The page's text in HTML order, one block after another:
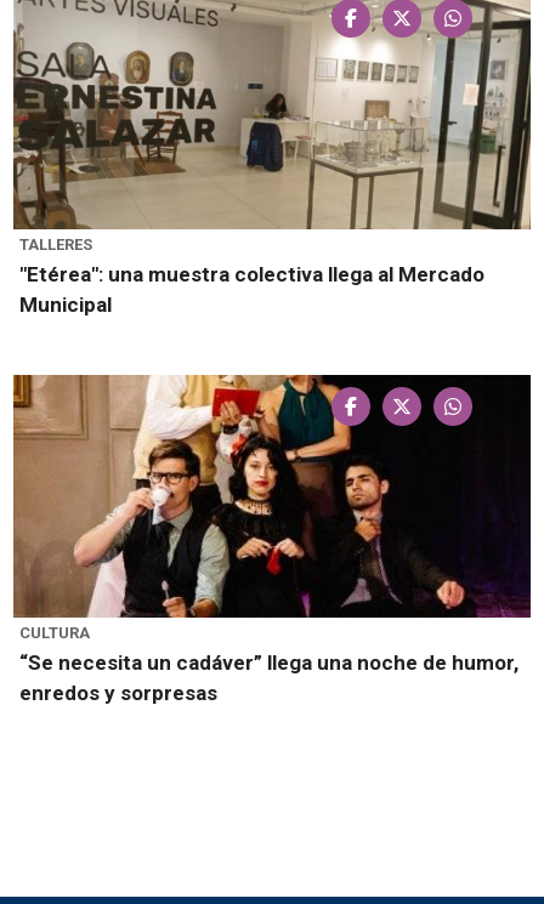
TALLERES
"Etérea": una muestra colectiva llega al Mercado
Municipal
CULTURA
“Se necesita un cadáver” llega una noche de humor,
enredos y sorpresas